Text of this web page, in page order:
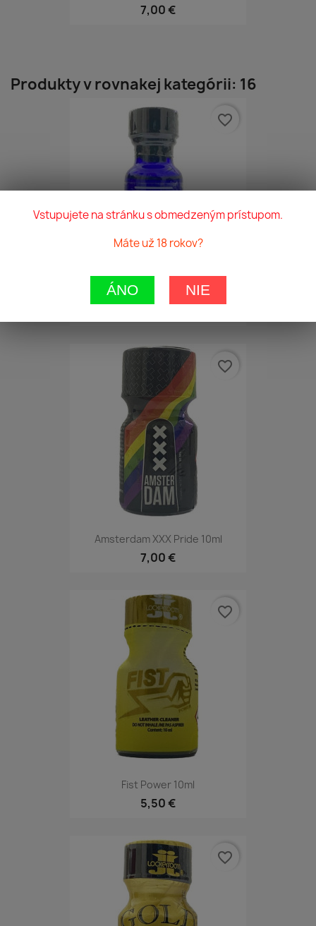
7,00 €
Produkty v rovnakej kategórii: 16
Magnum Blue 15ml
favorite_border
Amsterdam XXX Pride 10ml
7,00 €
favorite_border
Fist Power 10ml
5,50 €
favorite_border
favorite_border
Vstupujete na stránku s obmedzeným prístupom.
Máte už 18 rokov?
ÁNO NIE